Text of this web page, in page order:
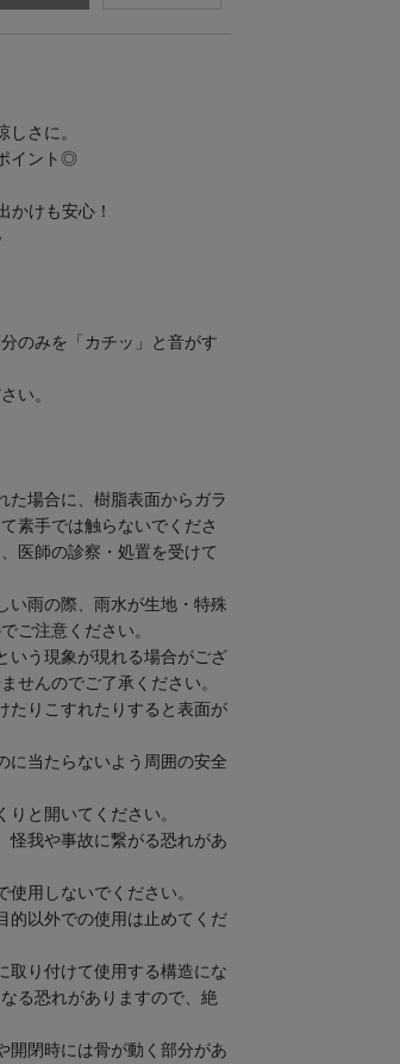
さに。
イント◎
かけも安心！
のみを「カチッ」と音がす
い。
た場合に、樹脂表面からガラ
素手では触らないでくださ
医師の診察・処置を受けて
い雨の際、雨水が生地・特殊
ご注意ください。
いう現象が現れる場合がござ
せんのでご了承ください。
たりこすれたりすると表面が
に当たらないよう周囲の安全
と開いてください。
怪我や事故に繋がる恐れがあ
用しないでください。
的以外での使用は止めてくだ
取り付けて使用する構造にな
る恐れがありますので、絶
開閉時には骨が動く部分があ